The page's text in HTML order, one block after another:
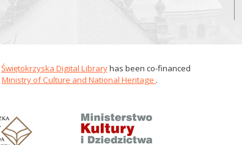
Świętokrzyska Digital Libraryhas been co-financed
Ministry of Culture and National Heritage .